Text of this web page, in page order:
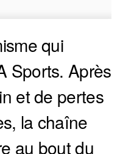
qui
Sports. Après
et de pertes
la chaîne
au bout du